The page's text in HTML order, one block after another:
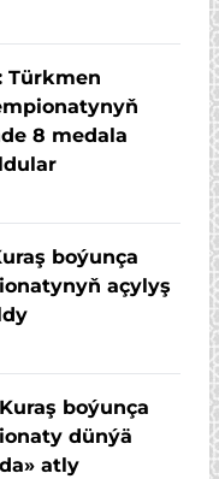
Türkmen
8 medala
boýunça
açylyş
boýunça
dünýä
atly